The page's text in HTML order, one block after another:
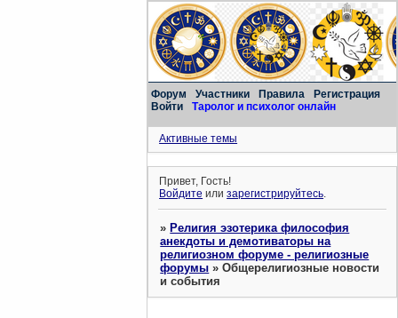
Форум Участники Правила
Регистрация
Войти
Таролог и психолог онлайн
Активные темы
Привет, Гость!
Войдите илизарегистрируйтесь.
»Религия эзотерика философия
анекдоты и демотиваторы на
религиозном форуме - религиозные
форумы »Общерелигиозные новости
и события